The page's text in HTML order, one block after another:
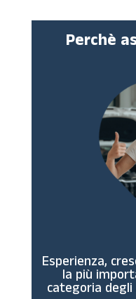
Perchè
Esperienza,
la più
categoria